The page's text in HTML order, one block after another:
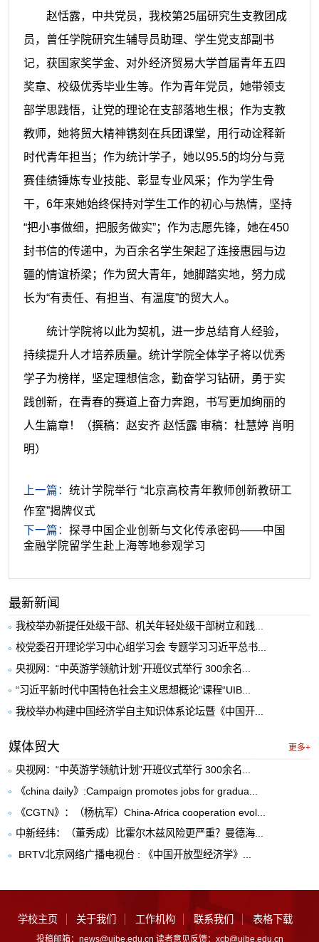
赵恬露，中共党员，我校第25届研究生支教团成
员，曾任学院研究生辅导员助理、学生党支部副书
记，获国家奖学金、对外经济贸易大学首届青年五四
奖章、校级优秀毕业生等。作为青年党员，她带领支
部学思践悟，让党的理论在支部落地生根；作为支教
教师，她将贸大精神镌刻在兵团课堂，用行动诠释新
时代青年担当；作为统计学子，她以95.5的均分与竞
赛佳绩锤炼专业技能、彰显专业风采；作为学生骨
干，6年来她始终保持对学生工作的初心与热情，坚持
“把小事做细，把服务做实”；作为志愿先锋，她在450
封书信的传递中，为百余名学生架起了连接惠园与边
疆的情谊桥梁；作为贸大青年，她脚踏实地，努力成
长为“有责任、有担当、有温度”的贸大人。
统计学院将以此为契机，进一步总结育人经验，
持续提升人才培养质量。统计学院全体学子将以优秀
学子为榜样，坚定理想信念，勤奋学习钻研，勇于实
践创新，在青春的赛道上奋力奔跑，书写更加绚丽的
人生篇章！
（撰稿：赵安齐 赵恬露 审稿：杜慧婷 肖明
明）
上一篇： 统计学院举行 “北京高校青年教师创新教研工
作室”揭牌仪式
下一篇： 探寻中国企业创新与文化传承密码——中国
金融学院留学生赴上海等地参观学习
最新新闻
我校举办新提任处级干部、机关年轻处级干部树立和践...
校党委召开理论学习中心组学习会 专题学习习近平总书...
央视网：“中英游学领航计划”开班仪式举行 300余名...
“习近平新时代中国特色社会主义思想概论”课程“UIB...
我校举办构建中国经济学自主知识体系论坛暨《中国开...
媒体贸大 更多+
央视网：“中英游学领航计划”开班仪式举行 300余名...
《china daily》:Campaign promotes jobs for gradua...
《CGTN》：（杨杭军）China-Africa cooperation evol...
中新经纬：（董秀成）比霍尔木兹风险更严重？曼德海...
​ BRTV北京网络广播电视台 : 《中国开放型经济学》...
学校主页 关于我们 工作机构 联系我们 表格下载
投稿邮箱：news@uibe.edu.cn 读者意见反馈：xcb@uibe.edu.cn